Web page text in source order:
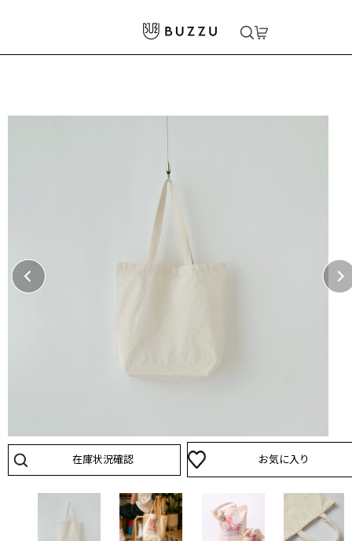
トートバッグ
4oz オーガニックコットントートバッグ（M）
在庫状況確認 お気に入り